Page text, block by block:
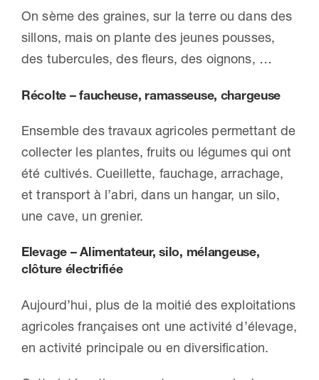
On sème des graines, sur la terre ou dans des
sillons, mais on plante des jeunes pousses,
des tubercules, des fleurs, des oignons, …
Récolte – faucheuse, ramasseuse, chargeuse
Ensemble des travaux agricoles permettant de
collecter les plantes, fruits ou légumes qui ont
été cultivés. Cueillette, fauchage, arrachage,
et transport à l’abri, dans un hangar, un silo,
une cave, un grenier.
Elevage – Alimentateur, silo, mélangeuse,
clôture électrifiée
Aujourd’hui, plus de la moitié des exploitations
agricoles françaises ont une activité d’élevage,
en activité principale ou en diversification.